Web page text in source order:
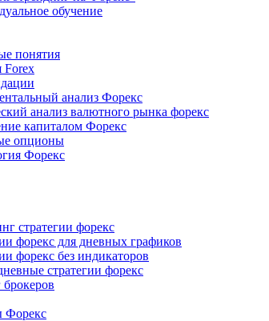
обучение
понятия
Forex
анализ Форекс
анализ валютного рынка форекс
капиталом Форекс
опционы
Форекс
стратегии форекс
форекс для дневных графиков
форекс без индикаторов
стратегии форекс
Форекс